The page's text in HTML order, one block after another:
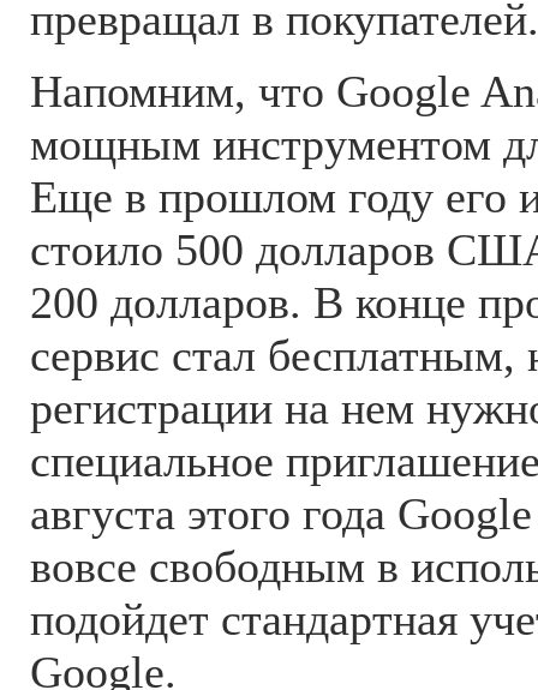
превращал в покупателей.
Напомним, что Google
мощным инструментом
Еще в прошлом году его
стоило 500 долларов
200 долларов. В конце
сервис стал бесплатным,
регистрации на нем
специальное
августа этого года
вовсе свободным в
подойдет стандартная
Google.